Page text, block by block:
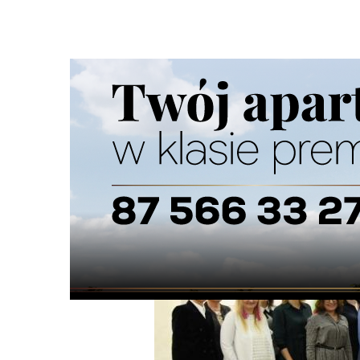
Ścieżka
nawigacyjna
Strona główna
Z ŻYCIA MIASTA 12/11/2024/ 29 Komentarzy
Rada Kobiet będzie wspierać prezydenta